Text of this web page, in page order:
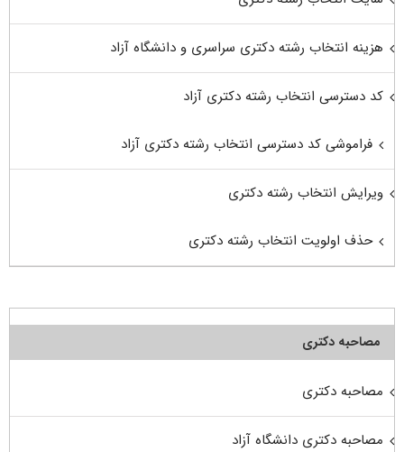
هزینه انتخاب رشته دکتری سراسری و دانشگاه آزاد
کد دسترسی انتخاب رشته دکتری آزاد
فراموشی کد دسترسی انتخاب رشته دکتری آزاد
ویرایش انتخاب رشته دکتری
حذف اولویت انتخاب رشته دکتری
مصاحبه دکتری
مصاحبه دکتری
مصاحبه دکتری دانشگاه آزاد